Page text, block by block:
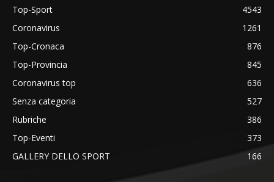
Top-Sport
4543
Coronavirus
1261
Top-Cronaca
876
Top-Provincia
845
Coronavirus top
636
Senza categoria
527
Rubriche
386
Top-Eventi
373
GALLERY DELLO SPORT
166